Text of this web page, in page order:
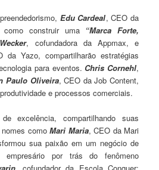
Edu Cardeal, CEO da
construir uma “Marca Forte,
, cofundadora da Appmax, e
da Yazo, compartilharão estratégias
para eventos. Chris Cornehl,
Paulo Oliveira, CEO da Job Content,
e processos comerciais.
excelência, compartilhando suas
nomes comoMari Maria, CEO da Mari
sua paixão em um negócio de
empresário por trás do fenômeno